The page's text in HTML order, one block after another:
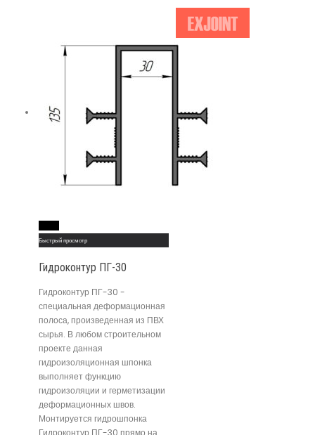
Быстрый просмотр
Гидроконтур ПГ-30
Гидроконтур ПГ-30 -
специальная деформационная
полоса, произведенная из ПВХ
сырья. В любом строительном
проекте данная
гидроизоляционная шпонка
выполняет функцию
гидроизоляции и герметизации
деформационных швов.
Монтируется гидрошпонка